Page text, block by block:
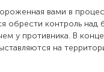
вами в
обрести контроль над
у противника. В
на